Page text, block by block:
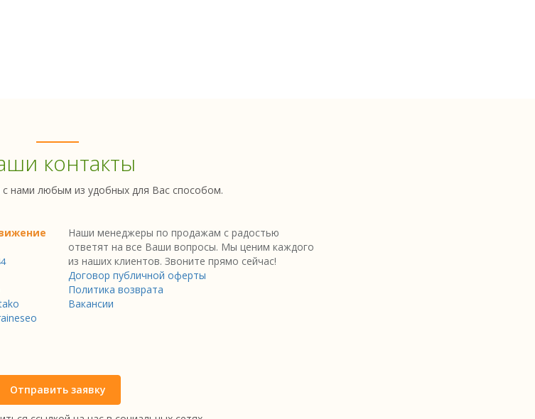
контакты
нами любым из удобных для Вас способом.
Наши менеджеры по продажам с радостью
ответят на все Ваши вопросы. Мы ценим каждого
из наших клиентов. Звоните прямо сейчас!
Договор публичной оферты
Политика возврата
Вакансии
Отправить заявку